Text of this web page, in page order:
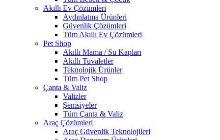
Akıllı Ev Çözümleri
Aydınlatma Ürünleri
Güvenlik Çözümleri
Tüm Akıllı Ev Çözümleri
Pet Shop
Akıllı Mama / Su Kapları
Akıllı Tuvaletler
Teknolojik Ürünler
Tüm Pet Shop
Çanta & Valiz
Valizler
Şemsiyeler
Tüm Çanta & Valiz
Araç Çözümleri
Araç Güvenlik Teknolojileri